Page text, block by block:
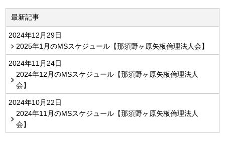
最新記事
2024年12月29日
2025年1月のMSスケジュール【那須野ヶ原矢板倫理法人会】
2024年11月24日
2024年12月のMSスケジュール【那須野ヶ原矢板倫理法人
会】
2024年10月22日
2024年11月のMSスケジュール【那須野ヶ原矢板倫理法人
会】